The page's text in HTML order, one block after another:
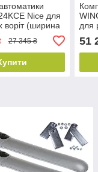
Nice для
воріт (ширина
27 345 ₴
для
51